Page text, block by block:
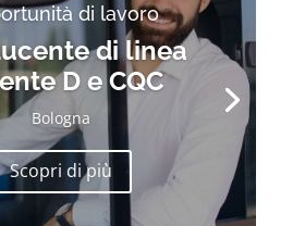
di lavoro
di linea
D e CQC
Bologna
Scopri di più